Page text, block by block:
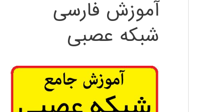
آموزش فارسی
شبکه عصبی